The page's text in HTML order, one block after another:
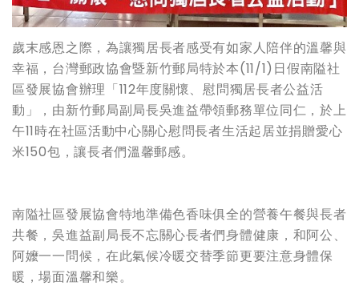
歲末感恩之際，為讓獨居長者感受有如家人陪伴的溫馨與
幸福，台灣郵政協會暨新竹郵局特於本(11/1)日假南隘社
區發展協會辦理「112年度關懷、慰問獨居長者公益活
動」，由新竹郵局副局長吳進益帶領郵務單位同仁，於上
午11時在社區活動中心關心慰問長者生活起居並捐贈愛心
米150包，讓長者們溫馨郵感。
南隘社區發展協會特地準備色香味俱全的營養午餐與長者
共餐，吳進益副局長不忘關心長者們身體健康，和阿公、
阿嬤一一問候，在此氣候冷暖交替季節更要注意身體保
暖，場面溫馨和樂。